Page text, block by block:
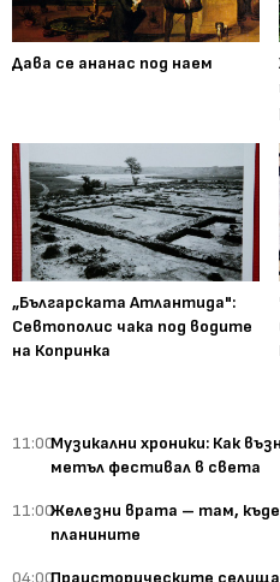
Дава се ананас под наем
„Българската Атлантида":
Севтополис чака под водите
на Копринка
11:00Музикални хроники: Как
метъл фестивал в света
11:00Железни врата – там,
планините